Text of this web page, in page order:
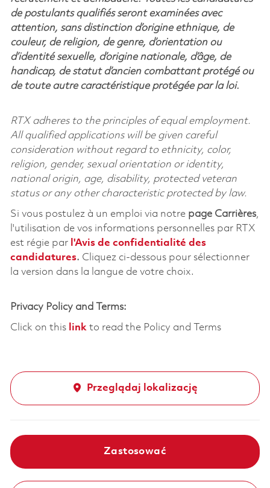
de postulants qualifiés seront examinées avec
attention, sans distinction d’origine ethnique, de
couleur, de religion, de genre, d’orientation ou
d’identité sexuelle, d’origine nationale, d’âge, de
handicap, de statut d’ancien combattant protégé ou
de toute autre caractéristique protégée par la loi.
RTX adheres to the principles of equal employment.
All qualified applications will be given careful
consideration without regard to ethnicity, color,
religion, gender, sexual orientation or identity,
national origin, age, disability, protected veteran
status or any other characteristic protected by law.
Si vous postulez à un emploi via notre page Carrières,
l'utilisation de vos informations personnelles par RTX
est régie par l'Avis de confidentialité des
candidatures. Cliquez ci-dessous pour sélectionner
la version dans la langue de votre choix.
Privacy Policy and Terms:
Click on this linkto read the Policy and Terms
Przeglądaj lokalizację
Zastosować